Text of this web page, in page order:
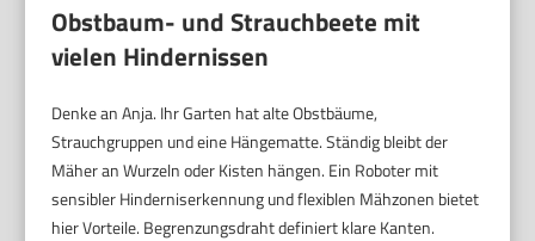
Obstbaum- und Strauchbeete mit
vielen Hindernissen
Denke an Anja. Ihr Garten hat alte Obstbäume,
Strauchgruppen und eine Hängematte. Ständig bleibt der
Mäher an Wurzeln oder Kisten hängen. Ein Roboter mit
sensibler Hinderniserkennung und flexiblen Mähzonen bietet
hier Vorteile. Begrenzungsdraht definiert klare Kanten.